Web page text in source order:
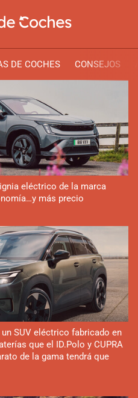
DE COCHES CONSEJOS
eléctrico de la marca
más precio
SUV eléctrico fabricado en
que el ID.Polo y CUPRA
de la gama tendrá que